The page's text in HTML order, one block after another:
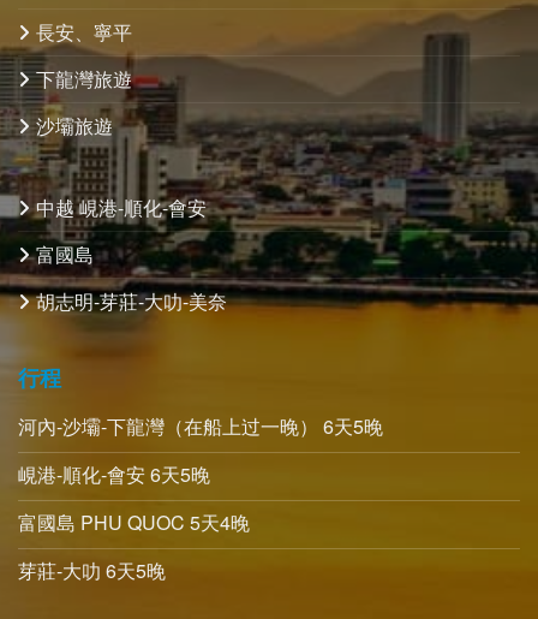
長安、寧平
下龍灣旅遊
沙壩旅遊
中越 峴港-順化-會安
富國島
胡志明-芽莊-大叻-美奈
行程
河內-沙壩-下龍灣（在船上过一晚） 6天5晚
峴港-順化-會安 6天5晚
富國島 PHU QUOC 5天4晚
芽莊-大叻 6天5晚